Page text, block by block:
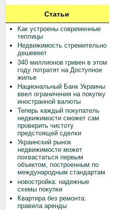
Статьи
Как устроены современные
теплицы
Недвижимость стремительно
дешевеет
340 миллионов гривен в этом
году потратят на Доступное
жилье
Национальный Банк Украины
ввел ограничения на покупку
иностранной валюты
Теперь каждый покупатель
недвижимости сможет сам
проверить чистоту
предстоящей сделки
Украинский рынок
недвижимости может
похвастаться первым
объектом, построенным по
международным стандартам
новостройка: надежные
схемы покупки
Квартира без ремонта:
правила аренды